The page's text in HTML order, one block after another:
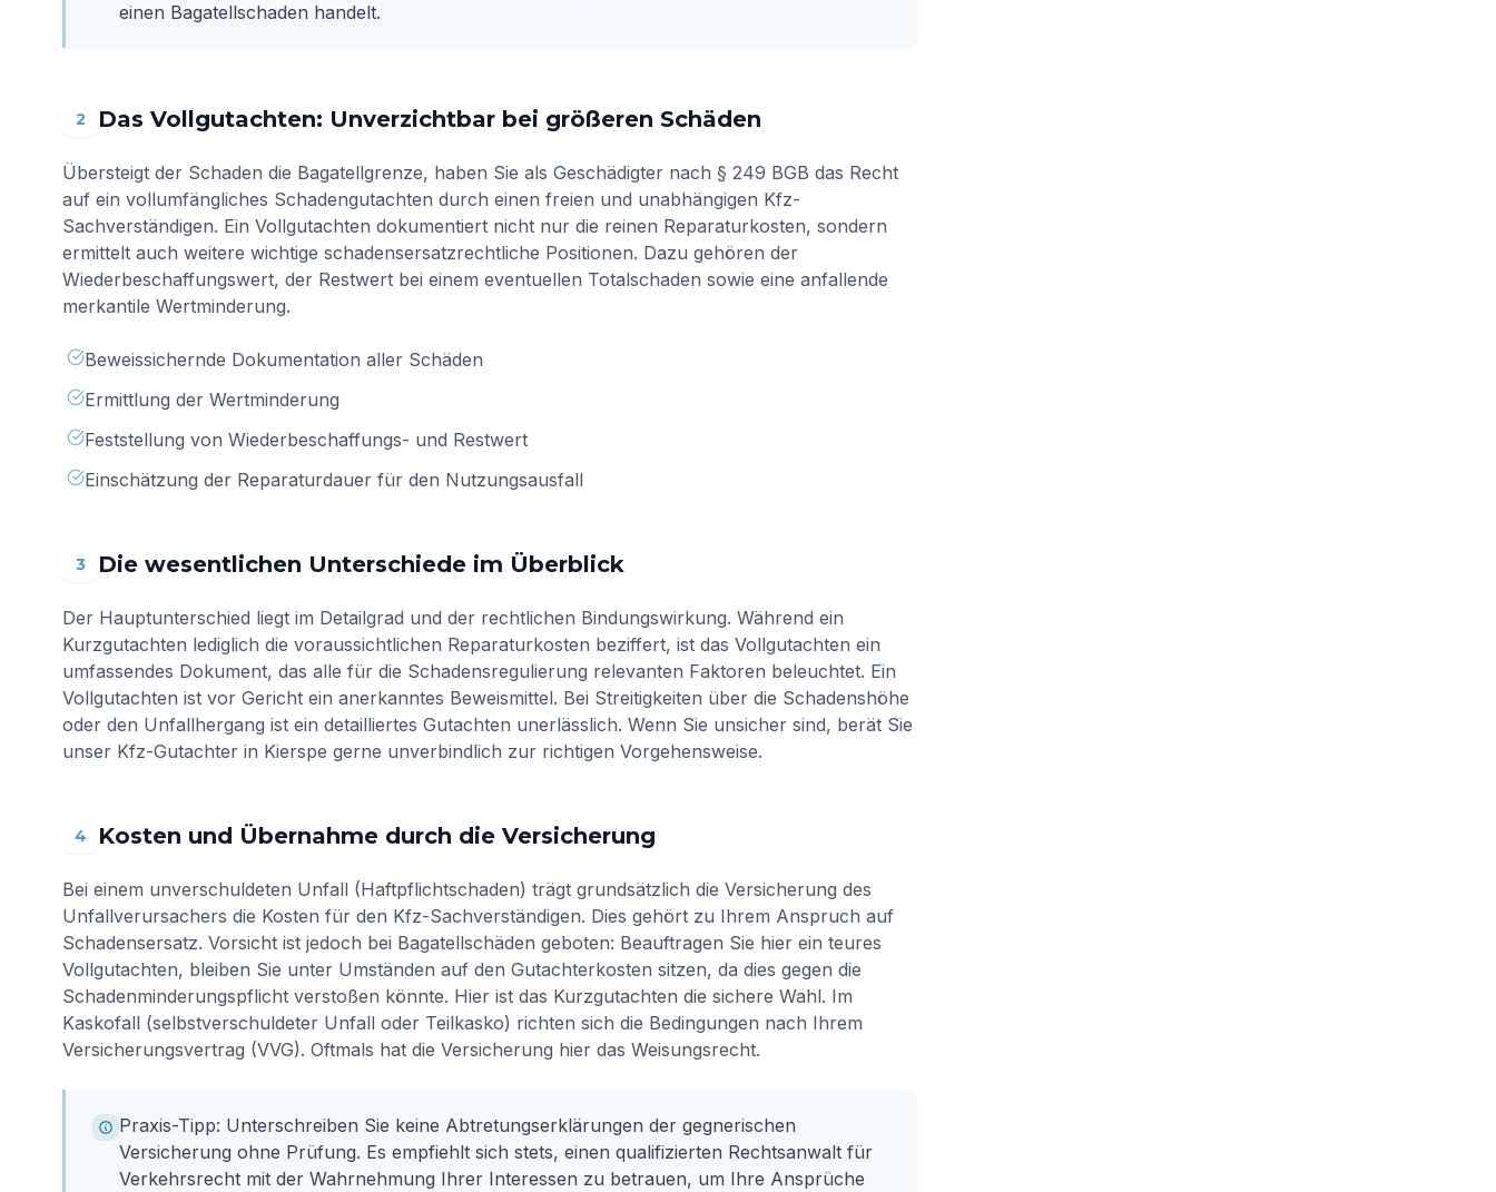
einen Bagatellschaden handelt.
2 Das Vollgutachten: Unverzichtbar bei größeren Schäden
Übersteigt der Schaden die Bagatellgrenze, haben Sie als Geschädigter nach § 249 BGB das Recht
auf ein vollumfängliches Schadengutachten durch einen freien und unabhängigen Kfz-
Sachverständigen. Ein Vollgutachten dokumentiert nicht nur die reinen Reparaturkosten, sondern
ermittelt auch weitere wichtige schadensersatzrechtliche Positionen. Dazu gehören der
Wiederbeschaffungswert, der Restwert bei einem eventuellen Totalschaden sowie eine anfallende
merkantile Wertminderung.
Beweissichernde Dokumentation aller Schäden
Ermittlung der Wertminderung
Feststellung von Wiederbeschaffungs- und Restwert
Einschätzung der Reparaturdauer für den Nutzungsausfall
3 Die wesentlichen Unterschiede im Überblick
Der Hauptunterschied liegt im Detailgrad und der rechtlichen Bindungswirkung. Während ein
Kurzgutachten lediglich die voraussichtlichen Reparaturkosten beziffert, ist das Vollgutachten ein
umfassendes Dokument, das alle für die Schadensregulierung relevanten Faktoren beleuchtet. Ein
Vollgutachten ist vor Gericht ein anerkanntes Beweismittel. Bei Streitigkeiten über die Schadenshöhe
oder den Unfallhergang ist ein detailliertes Gutachten unerlässlich. Wenn Sie unsicher sind, berät Sie
unser Kfz-Gutachter in Kierspe gerne unverbindlich zur richtigen Vorgehensweise.
4 Kosten und Übernahme durch die Versicherung
Bei einem unverschuldeten Unfall (Haftpflichtschaden) trägt grundsätzlich die Versicherung des
Unfallverursachers die Kosten für den Kfz-Sachverständigen. Dies gehört zu Ihrem Anspruch auf
Schadensersatz. Vorsicht ist jedoch bei Bagatellschäden geboten: Beauftragen Sie hier ein teures
Vollgutachten, bleiben Sie unter Umständen auf den Gutachterkosten sitzen, da dies gegen die
Schadenminderungspflicht verstoßen könnte. Hier ist das Kurzgutachten die sichere Wahl. Im
Kaskofall (selbstverschuldeter Unfall oder Teilkasko) richten sich die Bedingungen nach Ihrem
Versicherungsvertrag (VVG). Oftmals hat die Versicherung hier das Weisungsrecht.
Praxis-Tipp: Unterschreiben Sie keine Abtretungserklärungen der gegnerischen
Versicherung ohne Prüfung. Es empfiehlt sich stets, einen qualifizierten Rechtsanwalt für
Verkehrsrecht mit der Wahrnehmung Ihrer Interessen zu betrauen, um Ihre Ansprüche